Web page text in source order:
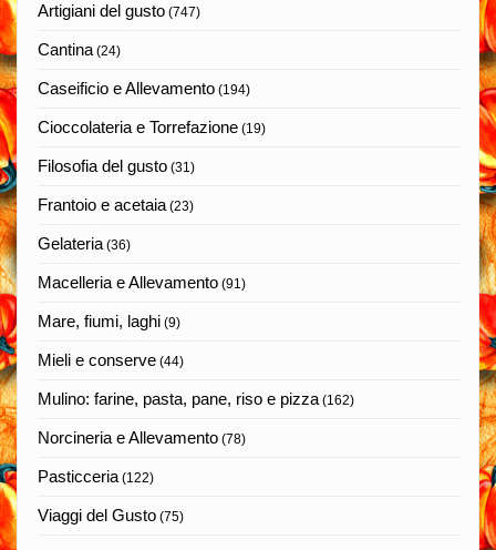
Artigiani del gusto (747)
Cantina(24)
Caseificio e Allevamento (194)
Cioccolateria e Torrefazione (19)
Filosofia del gusto (31)
Frantoio e acetaia(23)
Gelateria(36)
Macelleria e Allevamento (91)
Mare, fiumi, laghi (9)
Mieli e conserve (44)
Mulino: farine, pasta, pane, riso e pizza(162)
Norcineria e Allevamento (78)
Pasticceria(122)
Viaggi del Gusto (75)